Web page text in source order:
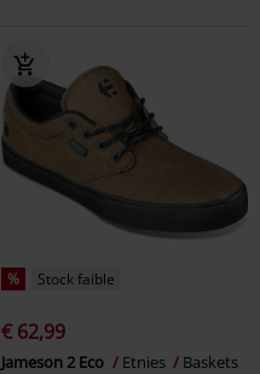
% Stock faible
€ 62,99
Jameson 2 Eco Etnies Baskets